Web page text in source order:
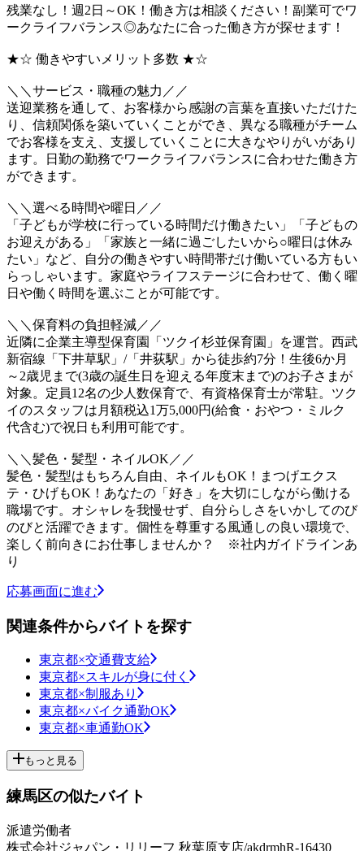
残業なし！週2日～OK！働き方は相談ください！副業可でワ
ークライフバランス◎あなたに合った働き方が探せます！
★☆ 働きやすいメリット多数 ★☆
＼＼サービス・職種の魅力／／
送迎業務を通して、お客様から感謝の言葉を直接いただけた
り、信頼関係を築いていくことができ、異なる職種がチーム
でお客様を支え、支援していくことに大きなやりがいがあり
ます。日勤の勤務でワークライフバランスに合わせた働き方
ができます。
＼＼選べる時間や曜日／／
「子どもが学校に行っている時間だけ働きたい」「子どもの
お迎えがある」「家族と一緒に過ごしたいから○曜日は休み
たい」など、自分の働きやすい時間帯だけ働いている方もい
らっしゃいます。家庭やライフステージに合わせて、働く曜
日や働く時間を選ぶことが可能です。
＼＼保育料の負担軽減／／
近隣に企業主導型保育園「ツクイ杉並保育園」を運営。西武
新宿線「下井草駅」/「井荻駅」から徒歩約7分！生後6か月
～2歳児まで(3歳の誕生日を迎える年度末まで)のお子さまが
対象。定員12名の少人数保育で、有資格保育士が常駐。ツク
イのスタッフは月額税込1万5,000円(給食・おやつ・ミルク
代含む)で祝日も利用可能です。
＼＼髪色・髪型・ネイルOK／／
髪色・髪型はもちろん自由、ネイルもOK！まつげエクス
テ・ひげもOK！あなたの「好き」を大切にしながら働ける
職場です。オシャレを我慢せず、自分らしさをいかしてのび
のびと活躍できます。個性を尊重する風通しの良い環境で、
楽しく前向きにお仕事しませんか？ ※社内ガイドラインあ
り
応募画面に進む
関連条件からバイトを探す
東京都×交通費支給
東京都×スキルが身に付く
東京都×制服あり
東京都×バイク通勤OK
東京都×車通勤OK
もっと見る
練馬区の似たバイト
派遣労働者
株式会社ジャパン・リリーフ 秋葉原支店/akdrmhR-16430